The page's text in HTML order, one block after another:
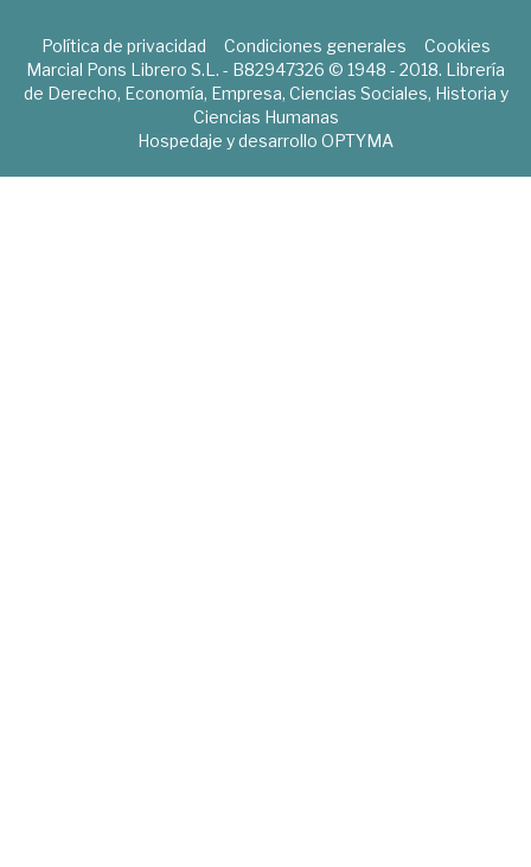
Política de privacidad Condiciones generales
Cookies
Marcial Pons Librero S.L. - B82947326 © 1948 - 2018. Librería
de Derecho, Economía, Empresa, Ciencias Sociales, Historia y
Ciencias Humanas
Hospedaje y desarrollo OPTYMA